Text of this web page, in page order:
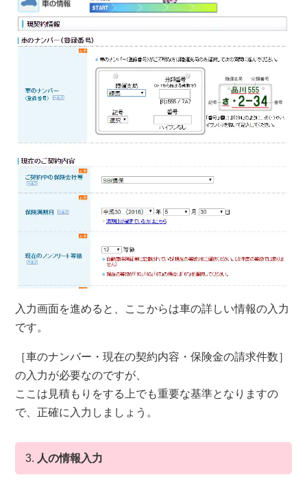
入力画面を進めると、ここからは車の詳しい情報の入力
です。
［車のナンバー・現在の契約内容・保険金の請求件数］
の入力が必要なのですが、
ここは見積もりをする上でも重要な基準となりますの
で、正確に入力しましょう。
3. 人の情報入力